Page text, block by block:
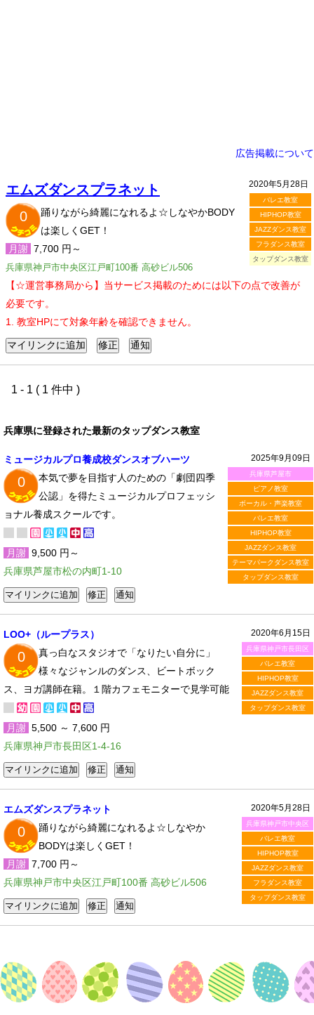
広告掲載について
2020年5月28日
バレエ教室
HIPHOP教室
JAZZダンス教室
フラダンス教室
タップダンス教室
エムズダンスプラネット
0
踊りながら綺麗になれるよ☆しなやかBODY
は楽しくGET！
月謝 7,700 円～
兵庫県神戸市中央区江戸町100番 高砂ビル506
【☆運営事務局から】当サービス掲載のためには以下の点で改善が
必要です。
1. 教室HPにて対象年齢を確認できません。
1 - 1 ( 1 件中 )
兵庫県に登録された最新のタップダンス教室
2025年9月09日
兵庫県芦屋市
ピアノ教室
ボーカル・声楽教室
バレエ教室
HIPHOP教室
JAZZダンス教室
テーマパークダンス教室
タップダンス教室
ミュージカルプロ養成校ダンスオブハーツ
0
本気で夢を目指す人のための「劇団四季
公認」を得たミュージカルプロフェッシ
ョナル養成スクールです。
月謝 9,500 円～
兵庫県芦屋市松の内町1-10
2020年6月15日
兵庫県神戸市長田区
バレエ教室
HIPHOP教室
JAZZダンス教室
タップダンス教室
LOO+（ループラス）
0
真っ白なスタジオで「なりたい自分に」
様々なジャンルのダンス、ビートボック
ス、ヨガ講師在籍。１階カフェモニターで見学可能
月謝 5,500 ～ 7,600 円
兵庫県神戸市長田区1-4-16
2020年5月28日
兵庫県神戸市中央区
バレエ教室
HIPHOP教室
JAZZダンス教室
フラダンス教室
タップダンス教室
エムズダンスプラネット
0
踊りながら綺麗になれるよ☆しなやか
BODYは楽しくGET！
月謝 7,700 円～
兵庫県神戸市中央区江戸町100番 高砂ビル506